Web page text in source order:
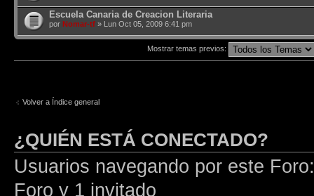
Escuela Canaria de Creacion Literaria
por Nomar-tf » Lun Oct 05, 2009 6:41 pm
Mostrar temas previos:
Volver a Índice general
¿QUIÉN ESTÁ CONECTADO?
Usuarios navegando por este
Foro y 1 invitado